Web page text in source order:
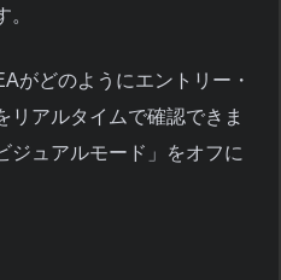
がどのようにエントリー・
リアルタイムで確認できま
ジュアルモード」をオフに